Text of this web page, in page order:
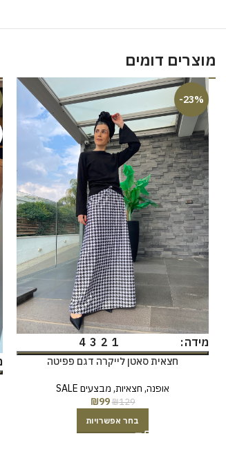
מוצרים דומים
-23%
מידה 1
2
3
4
חצאית סאטן לייקרה דגם פפיטה
אופנה, חצאיות, מבצעים SALE
₪129
₪99
בחר אפשרויות